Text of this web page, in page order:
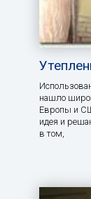
нашло
Европы и
идея и
в том,